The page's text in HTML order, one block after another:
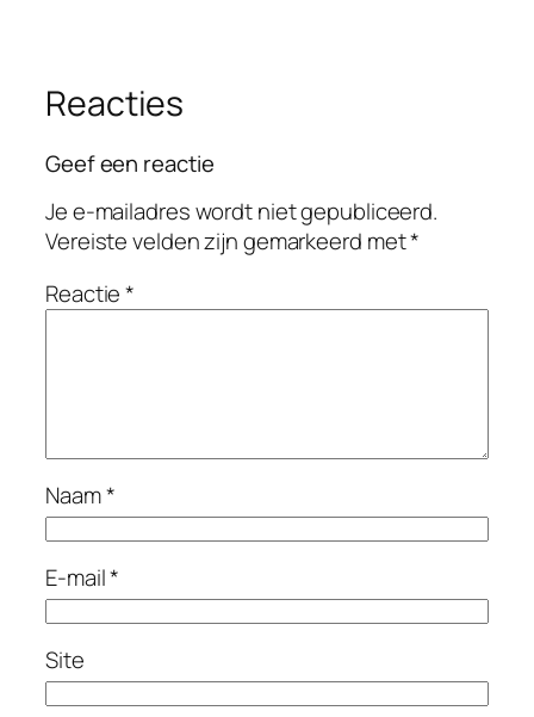
Reacties
Geef een reactie
Je e-mailadres wordt niet gepubliceerd.
Vereiste velden zijn gemarkeerd met*
Reactie*
Naam*
E-mail*
Site